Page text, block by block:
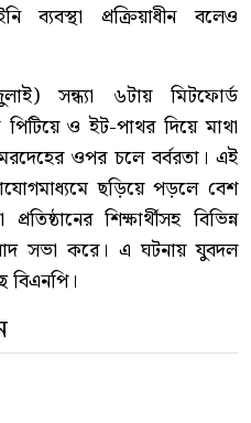
ব্যবস্থা প্রক্রিয়াধীন বলেও
সন্ধ্যা ৬টায় মিটফোর্ড
ও ইট-পাথর দিয়ে মাথা
ওপর চলে বর্বরতা। এই
ছড়িয়ে পড়লে বেশ
শিক্ষার্থীসহ বিভিন্ন
সভা করে। এ ঘটনায় যুবদল
বিএনপি।